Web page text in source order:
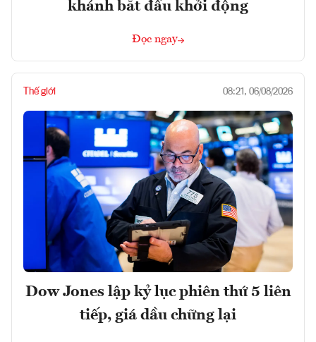
khánh bắt đầu khởi động
Đọc ngay
Thế giới 08:21, 06/08/2026
Dow Jones lập kỷ lục phiên thứ 5 liên
tiếp, giá dầu chững lại